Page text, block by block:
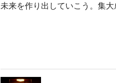
未来を作り出していこう。集大